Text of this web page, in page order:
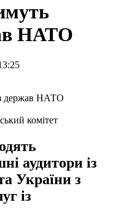
НАТО
комітет
аудитори із
України з
із